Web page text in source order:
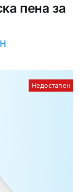
пена за
Недостапен